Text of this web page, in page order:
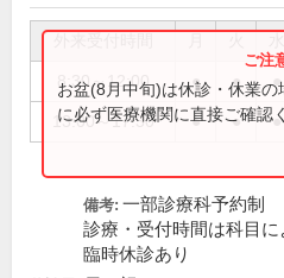
8:30～12:00 ● ● ●
13:00～17:30 ● ● ●
お盆(8月中旬)は休診・休業
に必ず医療機関に直接ご確認
備考: 一部診療科予約制
診療・受付時間は科目に
臨時休診あり